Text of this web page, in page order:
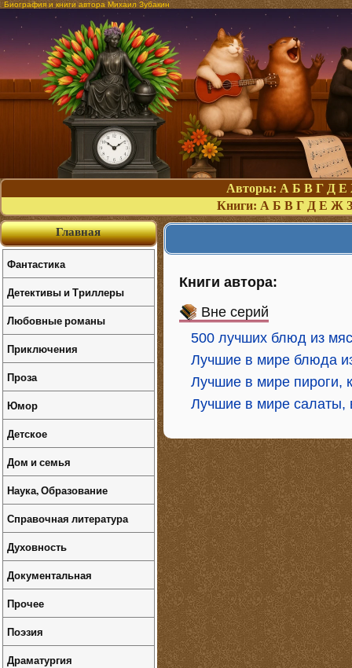
Биография и книги автора Михаил Зубакин
Авторы: А Б В Г Д Е
Книги: А Б В Г Д Е Ж З
Книги автора:
Вне серий
500 лучших блюд из
Лучшие в мире блюда
Лучшие в мире пироги,
Лучшие в мире салаты,
Главная
Фантастика
Детективы и Триллеры
Любовные романы
Приключения
Проза
Юмор
Детское
Дом и семья
Наука, Образование
Справочная литература
Духовность
Документальная
Прочее
Поэзия
Драматургия